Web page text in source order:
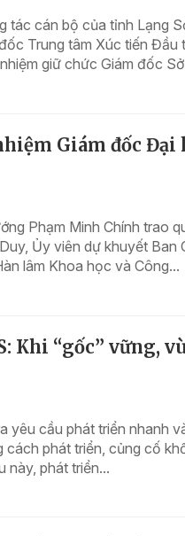
tác cán bộ của tỉnh Lạng
Trung tâm Xúc tiến Đầu
giữ chức Giám đốc
Giám đốc Đại
Phạm Minh Chính trao
Ủy viên dự khuyết Ban
lâm Khoa học và Công...
Khi “gốc” vững,
yêu cầu phát triển nhanh
phát triển, củng cố
này, phát triển...